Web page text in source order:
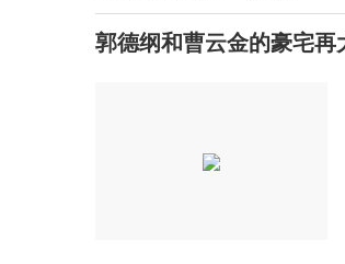
郭德纲和曹云金的豪宅再